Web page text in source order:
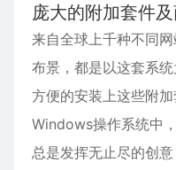
庞大的附加套件
来自全球上千种不同
布景，都是以这套系
方便的安装上这些附
Windows操作系统中
总是发挥无止尽的创意